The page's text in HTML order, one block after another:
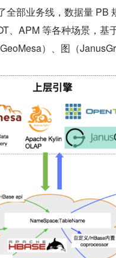
全部业务线，数据量 PB
、APM 等各种场景，基
）、图（